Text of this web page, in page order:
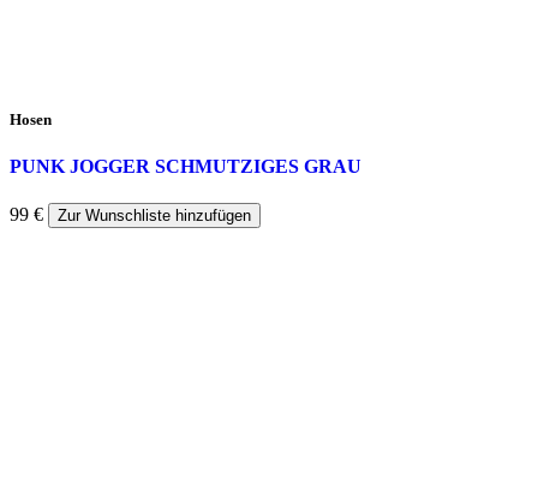
Hosen
PUNK JOGGER SCHMUTZIGES GRAU
99 € Zur Wunschliste hinzufügen